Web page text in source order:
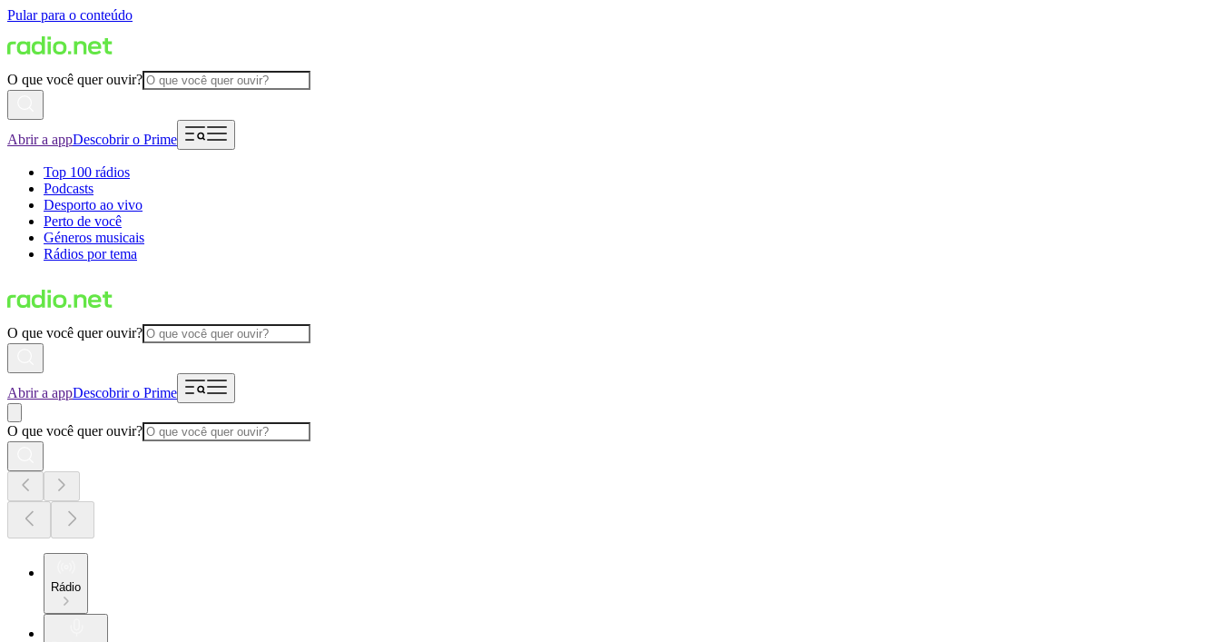
Pular para o conteúdo
O que você quer ouvir?
Abrir a appDescobrir o Prime
Top 100 rádios
Podcasts
Desporto ao vivo
Perto de você
Géneros musicais
Rádios por tema
O que você quer ouvir?
Abrir a appDescobrir o Prime
O que você quer ouvir?
Rádio